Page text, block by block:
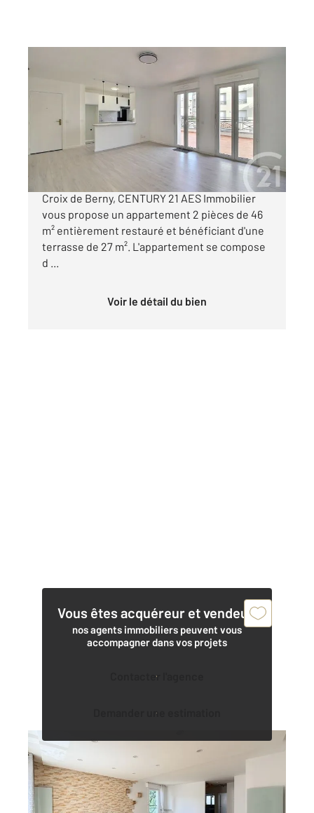
, 2 pièces
Ref : 4740
Appartement F2 à vendre
345 000 €
ANTONY Quartier FENZY à 450 m du RER B
Croix de Berny, CENTURY 21 AES Immobilier
vous propose un appartement 2 pièces de 46
m² entièrement restauré et bénéficiant d'une
terrasse de 27 m². L'appartement se compose
d ...
Voir le détail du bien
Vous êtes acquéreur et vendeur,
nos agents immobiliers peuvent vous
accompagner dans vos projets
Contacter l'agence
Demander une estimation
ANTONY 92
115,64 m2
Ref : 5252
Appartement F6 à vendre